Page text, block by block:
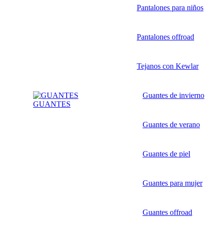
Pantalones para niños
Pantalones offroad
Tejanos con Kewlar
GUANTES
Guantes de invierno
Guantes de verano
Guantes de piel
Guantes para mujer
Guantes offroad